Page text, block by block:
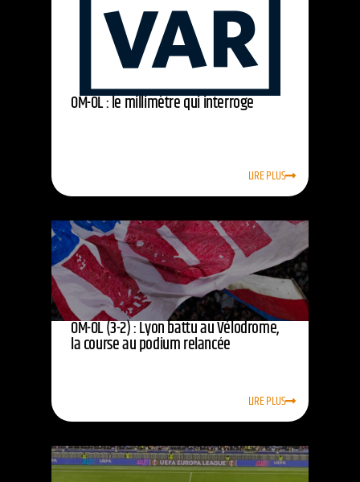
OM-OL : le millimètre qui interroge
LIRE PLUS
OM-OL (3-2) : Lyon battu au Vélodrome,
la course au podium relancée
LIRE PLUS